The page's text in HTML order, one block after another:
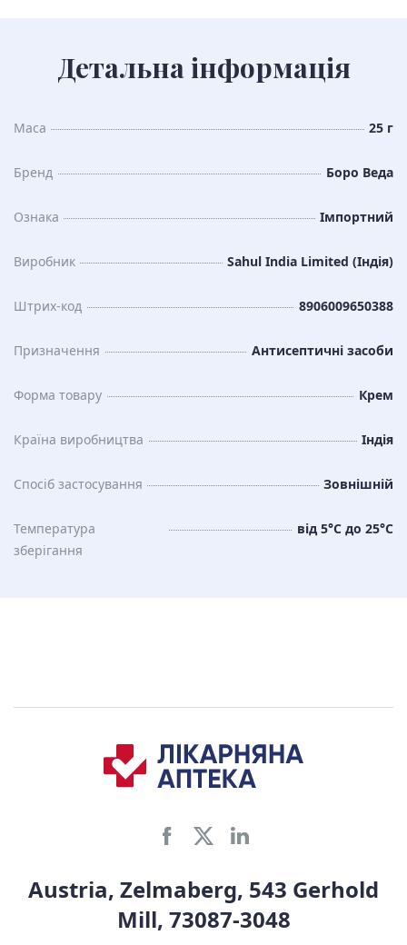
Детальна інформація
Маса 25 г
Бренд Боро Веда
Ознака Імпортний
Виробник Sahul India Limited (Індія)
Штрих-код 8906009650388
Призначення Антисептичні засоби
Форма товару Крем
Країна виробництва Індія
Спосіб застосування Зовнішній
Температура
зберiгання
від 5°C до 25°C
Austria, Zelmaberg, 543 Gerhold
Mill, 73087-3048